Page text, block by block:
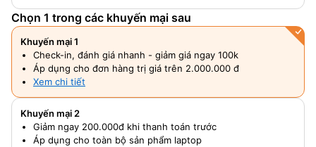
Chọn 1 trong các khuyến mại sau
Khuyến mại 1
Check-in, đánh giá nhanh - giảm giá ngay 100k
Áp dụng cho đơn hàng trị giá trên 2.000.000 đ
Xem chi tiết
Khuyến mại 2
Giảm ngay 200.000đ khi thanh toán trước
Áp dụng cho toàn bộ sản phẩm laptop